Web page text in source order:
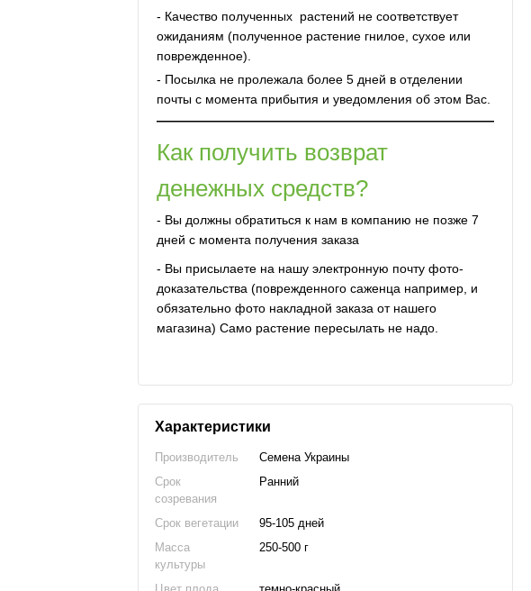
- Качество полученных растений не соответствует
ожиданиям (полученное растение гнилое, сухое или
поврежденное).
- Посылка не пролежала более 5 дней в отделении
почты с момента прибытия и уведомления об этом Вас.
Как получить возврат
денежных средств?
- Вы должны обратиться к нам в компанию не позже 7
дней с момента получения заказа
- Вы присылаете на нашу электронную почту фото-
доказательства (поврежденного саженца например, и
обязательно фото накладной заказа от нашего
магазина) Само растение пересылать не надо.
Характеристики
Производитель
Семена Украины
Срок
созревания
Ранний
Срок вегетации
95-105 дней
Масса
культуры
250-500 г